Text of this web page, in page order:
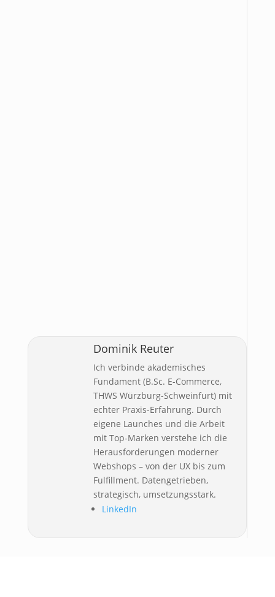
Dominik Reuter
Ich verbinde akademisches
Fundament (B.Sc. E-Commerce,
THWS Würzburg-Schweinfurt) mit
echter Praxis-Erfahrung. Durch
eigene Launches und die Arbeit
mit Top-Marken verstehe ich die
Herausforderungen moderner
Webshops – von der UX bis zum
Fulfillment. Datengetrieben,
strategisch, umsetzungsstark.
LinkedIn